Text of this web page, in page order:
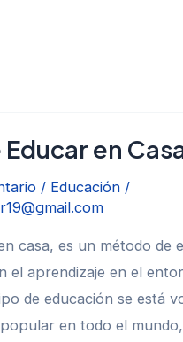
en
/ Educación /
casa, es un método de
el aprendizaje en el
de educación se está
en todo el mundo,